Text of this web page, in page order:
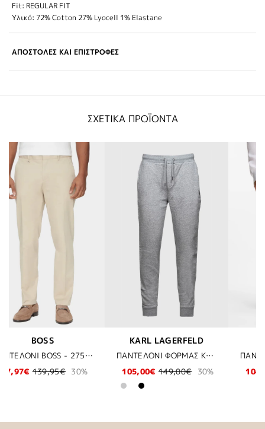
Fit: REGULAR FIT
Υλικό: 72% Cotton 27% Lyocell 1% Elastane
ΑΠΟΣΤΟΛΕΣ ΚΑΙ ΕΠΙΣΤΡΟΦΕΣ
ΣΧΕΤΙΚΑ ΠΡΟΪΟΝΤΑ
ΠΑΝΤΕΛΟΝΙ ΦΟΡΜΑΣ KARL LAGERFELD - 941 ΓΚΡΙ
30%
ΠΑΝΤΕΛΟΝΙ BOSS - 207 ΚΑΦΕ
104,97€
149,95€ 30%
KARL
74,50€ 149,00€